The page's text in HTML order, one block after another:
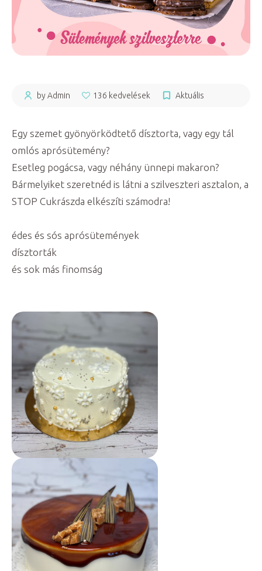
by Admin 136 kedvelések Aktuális
Egy szemet gyönyörködtető dísztorta, vagy egy tál
omlós aprósütemény?
Esetleg pogácsa, vagy néhány ünnepi makaron?
Bármelyiket szeretnéd is látni a szilveszteri asztalon, a
STOP Cukrászda elkészíti számodra!
édes és sós aprósütemények
dísztorták
és sok más finomság